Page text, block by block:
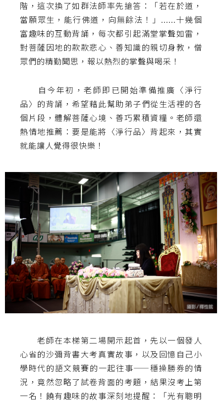
階，這次換了如群法師率先搶答：「若在於道，
當願眾生，能行佛道，向無餘法！」......十幾個
富趣味的互動背誦，每次都引起滿堂掌聲如雷，
對菩薩因地的款款悲心、善知識的親切身教，僧
眾們的精勤聞思，報以熱烈的掌聲與喝采！
自今年初，老師即已開始準備推廣〈淨行
品〉的背誦，希望藉此幫助弟子們從生活裡的各
個片段，體解菩薩心境、善巧累積資糧。老師還
熱情地推薦：要是能將〈淨行品〉背起來，其實
就能讓人覺得很快樂！
老師在本梯第二場開示起首，先以一個發人
心省的沙彌背書大考真實故事，以及回憶自己小
學時代的語文競賽的一起往事——穩操勝券的情
況，竟然忽略了試卷背面的考題，結果沒考上第
一名！饒有趣味的故事深刻地提醒：「光有聰明